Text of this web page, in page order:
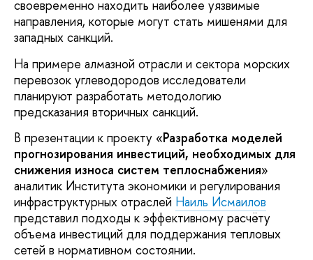
своевременно находить наиболее уязвимые
направления, которые могут стать мишенями для
западных санкций.
На примере алмазной отрасли и сектора морских
перевозок углеводородов исследователи
планируют разработать методологию
предсказания вторичных санкций.
В презентации к проекту «Разработка моделей
прогнозирования инвестиций, необходимых для
снижения износа систем теплоснабжения»
аналитик Института экономики и регулирования
инфраструктурных отраслей Наиль Исмаилов
представил подходы к эффективному расчёту
объема инвестиций для поддержания тепловых
сетей в нормативном состоянии.